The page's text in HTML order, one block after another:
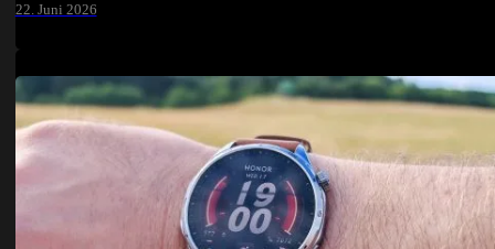
22. Juni 2026